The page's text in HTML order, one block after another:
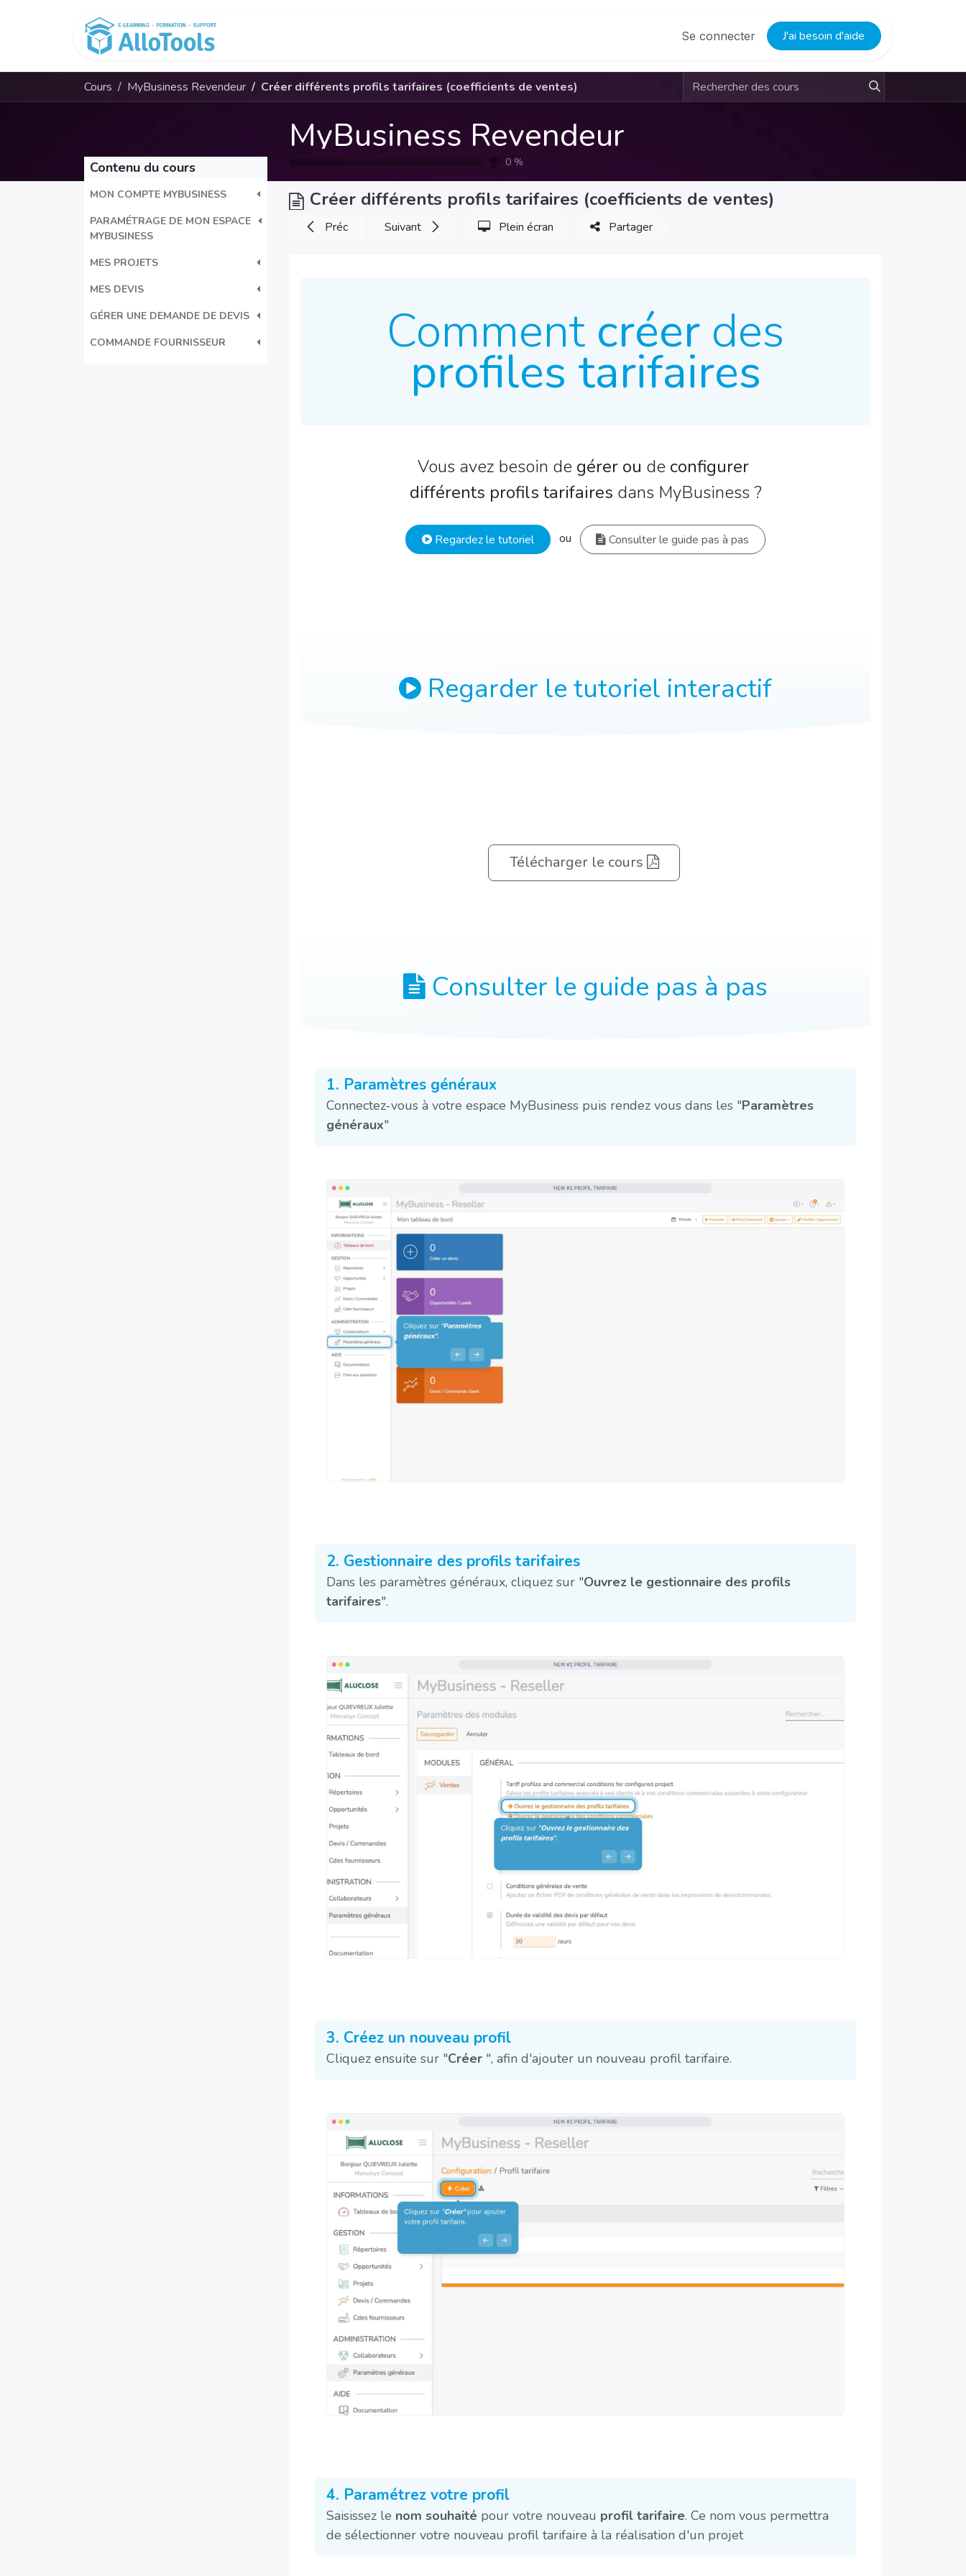
Se connecter J'ai besoin d'aide
Cours MyBusiness Revendeur Créer différents profils tarifaires (coefficients de ventes)
MyBusiness Revendeur
0 %
Contenu du cours
MON COMPTE MYBUSINESS
PARAMÉTRAGE DE MON ESPACE
MYBUSINESS
MES PROJETS
MES DEVIS
GÉRER UNE DEMANDE DE DEVIS
COMMANDE FOURNISSEUR
Créer différents profils tarifaires (coefficients de ventes)
Préc Suivant Plein écran Partager
Comment créer des
profiles tarifaires
Vous avez besoin de gérer ou de configurer
différents profils tarifaires dans MyBusiness ?​
Regardez le tutoriel ou Consulter le guide pas à pas
Regarder le tutoriel interactif
Télécharger le cours
Consulter le guide pas à pas
1. Paramètres généraux
Connectez-vous à votre espace MyBusiness puis rendez vous dans les "Paramètres
généraux"
2. Gestionnaire des profils tarifaires
Dans les paramètres généraux, cliquez sur "Ouvrez le gestionnaire des profils
tarifaires".
3. Créez un nouveau profil
Cliquez ensuite sur "Créer", afin d'ajouter un nouveau profil tarifaire.
4. Paramétrez votre profil
Saisissez le nom souhaitépour votre nouveau profil tarifaire. Ce nom vous permettra
de sélectionner votre nouveau profil tarifaire à la réalisation d'un projet